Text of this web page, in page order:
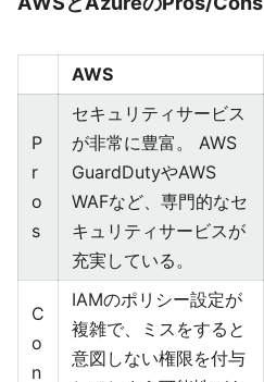
AWS
P
r
o
s
セキュリティサービス
が非常に豊富。 AWS
GuardDutyやAWS
WAFなど、専門的なセ
キュリティサービスが
充実している。
C
o
n
IAMのポリシー設定が
複雑で、ミスをすると
意図しない権限を付与